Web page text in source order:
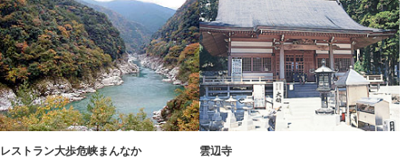
レストラン大歩危峡まんなか 雲辺寺